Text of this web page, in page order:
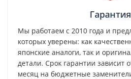
Гарантия
Мы работаем с 2010 года и
которых уверены: как
японские аналоги, так и
детали. Срок гарантии зависит
месяц на бюджетные